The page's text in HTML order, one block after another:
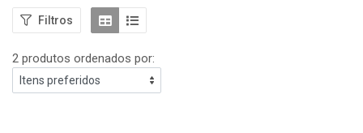
Filtros
2 produtos ordenados por: